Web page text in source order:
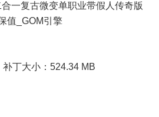
一复古微变单职业带假人传奇版
值_GOM引擎
丁大小：524.34 MB